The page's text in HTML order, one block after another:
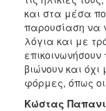
και στα μέσα
παρουσίαση να
λόγια και με
επικοινωνήσουν
βιώνουν και
φόρμες, όπως
Κώστας